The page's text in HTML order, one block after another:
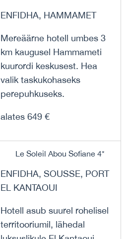
ENFIDHA, HAMMAMET
Mereäärne hotell umbes 3
km kaugusel Hammameti
kuurordi keskusest. Hea
valik taskukohaseks
perepuhkuseks.
alates 649 €
Le Soleil Abou Sofiane 4*
ENFIDHA, SOUSSE, PORT
EL KANTAOUI
Hotell asub suurel rohelisel
territooriumil, lähedal